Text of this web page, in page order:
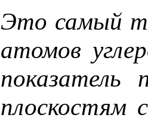
Это самый
атомов
показатель
плоскостям